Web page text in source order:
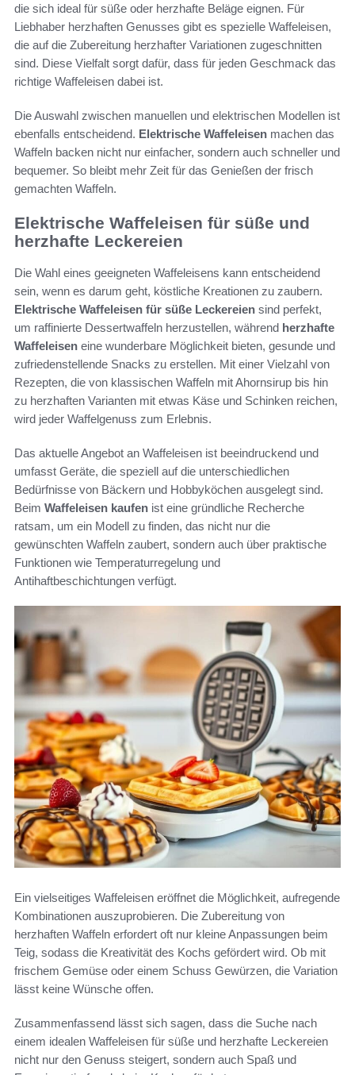
die sich ideal für süße oder herzhafte Beläge eignen. Für
Liebhaber herzhaften Genusses gibt es spezielle Waffeleisen,
die auf die Zubereitung herzhafter Variationen zugeschnitten
sind. Diese Vielfalt sorgt dafür, dass für jeden Geschmack das
richtige Waffeleisen dabei ist.
Die Auswahl zwischen manuellen und elektrischen Modellen ist
ebenfalls entscheidend. Elektrische Waffeleisen machen das
Waffeln backen nicht nur einfacher, sondern auch schneller und
bequemer. So bleibt mehr Zeit für das Genießen der frisch
gemachten Waffeln.
Elektrische Waffeleisen für süße und
herzhafte Leckereien
Die Wahl eines geeigneten Waffeleisens kann entscheidend
sein, wenn es darum geht, köstliche Kreationen zu zaubern.
Elektrische Waffeleisen für süße Leckereien sind perfekt,
um raffinierte Dessertwaffeln herzustellen, während herzhafte
Waffeleisen eine wunderbare Möglichkeit bieten, gesunde und
zufriedenstellende Snacks zu erstellen. Mit einer Vielzahl von
Rezepten, die von klassischen Waffeln mit Ahornsirup bis hin
zu herzhaften Varianten mit etwas Käse und Schinken reichen,
wird jeder Waffelgenuss zum Erlebnis.
Das aktuelle Angebot an Waffeleisen ist beeindruckend und
umfasst Geräte, die speziell auf die unterschiedlichen
Bedürfnisse von Bäckern und Hobbyköchen ausgelegt sind.
Beim Waffeleisen kaufen ist eine gründliche Recherche
ratsam, um ein Modell zu finden, das nicht nur die
gewünschten Waffeln zaubert, sondern auch über praktische
Funktionen wie Temperaturregelung und
Antihaftbeschichtungen verfügt.
Ein vielseitiges Waffeleisen eröffnet die Möglichkeit, aufregende
Kombinationen auszuprobieren. Die Zubereitung von
herzhaften Waffeln erfordert oft nur kleine Anpassungen beim
Teig, sodass die Kreativität des Kochs gefördert wird. Ob mit
frischem Gemüse oder einem Schuss Gewürzen, die Variation
lässt keine Wünsche offen.
Zusammenfassend lässt sich sagen, dass die Suche nach
einem idealen Waffeleisen für süße und herzhafte Leckereien
nicht nur den Genuss steigert, sondern auch Spaß und